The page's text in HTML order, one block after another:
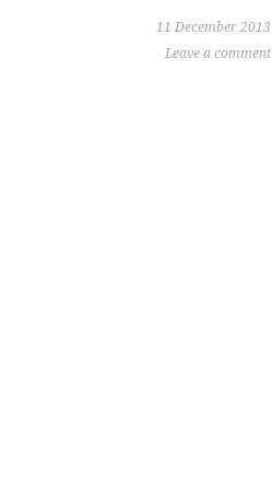
11 December 2013
Leave a comment